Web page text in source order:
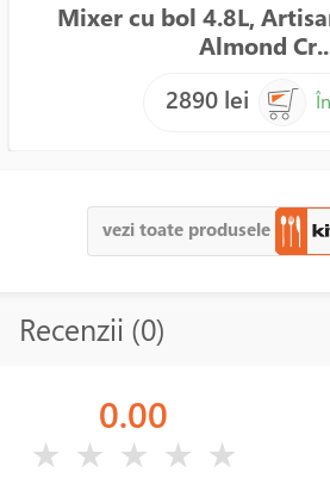
Mixer cu bol 4.8L,
Almond
2890 lei
vezi toate produsele
Recenzii (0)
0.00
★ ★ ★ ★ ★